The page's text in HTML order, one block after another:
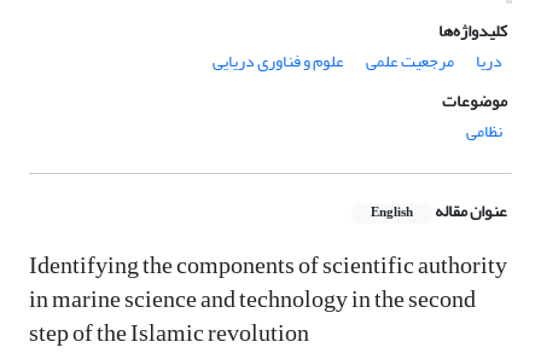
کلیدواژه‌ها
دریا
مرجعیت علمی
علوم و فناوری دریایی
موضوعات
نظامی
عنوان مقاله English
Identifying the components of scientific authority
in marine science and technology in the second
step of the Islamic revolution